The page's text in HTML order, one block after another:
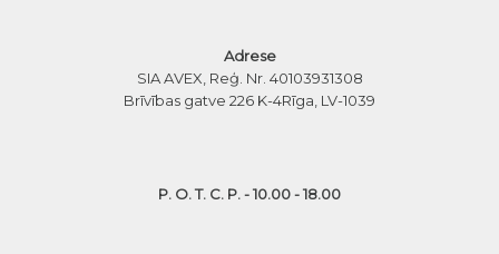
Adrese
SIA AVEX, Reģ. Nr. 40103931308
Brīvības gatve 226 K-4Rīga, LV-1039
P. O. T. C. P. - 10.00 - 18.00